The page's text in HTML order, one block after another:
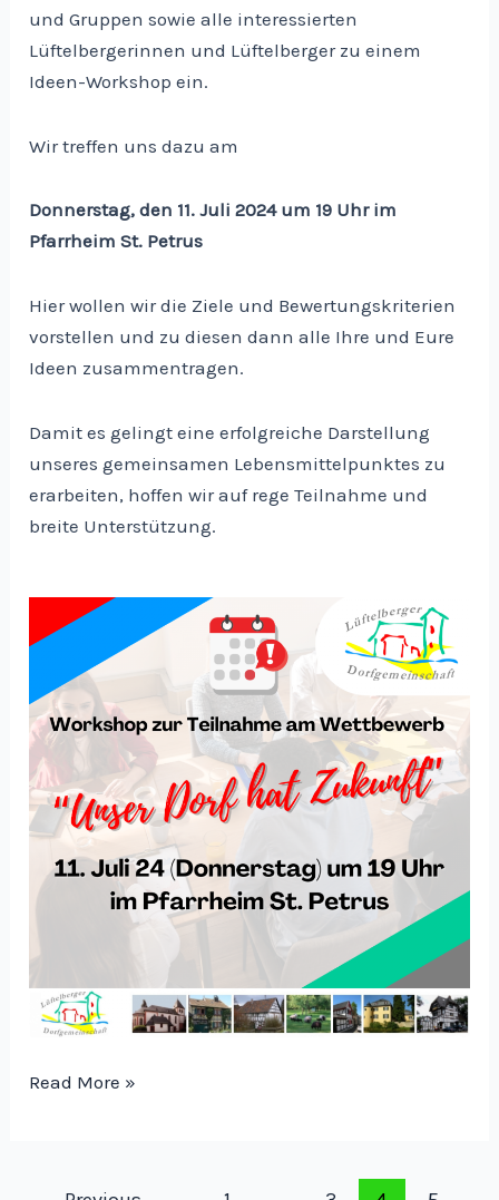
und Gruppen sowie alle interessierten
Lüftelbergerinnen und Lüftelberger zu einem
Ideen-Workshop ein.
Wir treffen uns dazu am
Donnerstag, den 11. Juli 2024 um 19 Uhr im
Pfarrheim St. Petrus
Hier wollen wir die Ziele und Bewertungskriterien
vorstellen und zu diesen dann alle Ihre und Eure
Ideen zusammentragen.
Damit es gelingt eine erfolgreiche Darstellung
unseres gemeinsamen Lebensmittelpunktes zu
erarbeiten, hoffen wir auf rege Teilnahme und
breite Unterstützung.
„Unser
Read More »